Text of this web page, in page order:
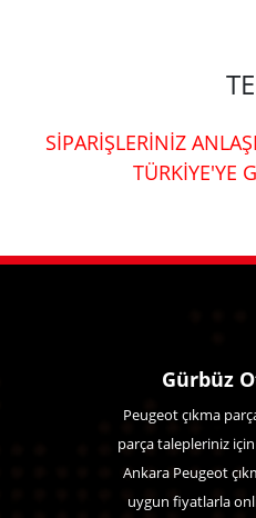
SİPARİŞLERİNİZ
TÜRKİYE'YE
Gürbüz
Peugeot çıkma
parça talepleriniz
Ankara Peugeot
uygun fiyatlarla